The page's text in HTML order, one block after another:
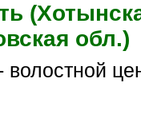
обл.)
волостной